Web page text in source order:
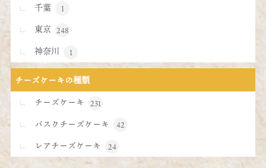
千葉
1
東京 248
神奈川 1
チーズケーキの種類
チーズケーキ
231
バスクチーズケーキ 42
レアチーズケーキ 24